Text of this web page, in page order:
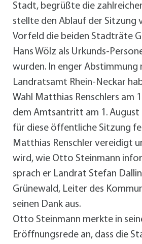
Stadt, begrüßte die
stellte den Ablauf der Sitzung
Vorfeld die beiden Stadträte
Hans Wölz als Urkunds-
wurden. In enger Abstimmung
Landratsamt Rhein-Neckar
Wahl Matthias Renschlers am
dem Amtsantritt am 1. August
für diese öffentliche Sitzung
Matthias Renschler vereidigt
wird, wie Otto Steinmann
sprach er Landrat Stefan
Grünewald, Leiter des
seinen Dank aus.
Otto Steinmann merkte in
Eröffnungsrede an, dass die